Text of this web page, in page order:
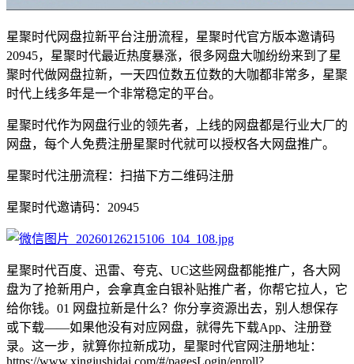
星聚时代网盘拉新平台注册流程，星聚时代官方版本邀请码
20945，星聚时代最近热度暴涨，很多网盘大咖纷纷来到了星
聚时代做网盘拉新，一天四位数五位数的大咖都非常多，星聚
时代上线多年是一个非常稳定的平台。
星聚时代作为网盘行业的领先者，上线的网盘都是行业大厂的
网盘，每个人免费注册星聚时代就可以授权各大网盘推广。
星聚时代注册流程：扫描下方二维码注册
星聚时代邀请码：20945
星聚时代百度、迅雷、夸克、UC这些网盘都能推广，各大网
盘为了抢新用户，会拿真金白银补贴推广者，你帮它拉人，它
给你钱。01 网盘拉新是什么？你分享资源出去，别人想保存
或下载——如果他没有对应网盘，就得先下载App、注册登
录。这一步，就算你拉新成功，星聚时代官网注册地址：
https://www.xingjushidai.com/#/pagesLogin/enroll?